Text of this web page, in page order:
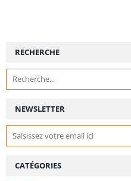
NEWSLETTER
RECHERCHE
CATÉGORIES